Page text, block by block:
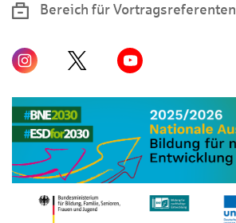
Bereich für Vortragsreferenten